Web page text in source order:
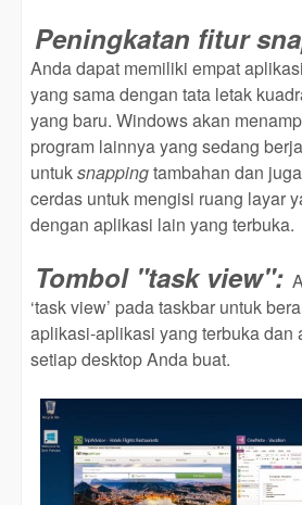
Peningkatan fitur
Anda dapat memiliki empat
yang sama dengan tata letak
yang baru. Windows akan
program lainnya yang sedang
untuksnappingtambahan dan
cerdas untuk mengisi ruang layar
dengan aplikasi lain yang terbuka.
Tombol "task view":
‘task view’ pada taskbar untuk
aplikasi-aplikasi yang terbuka dan
setiap desktop Anda buat.